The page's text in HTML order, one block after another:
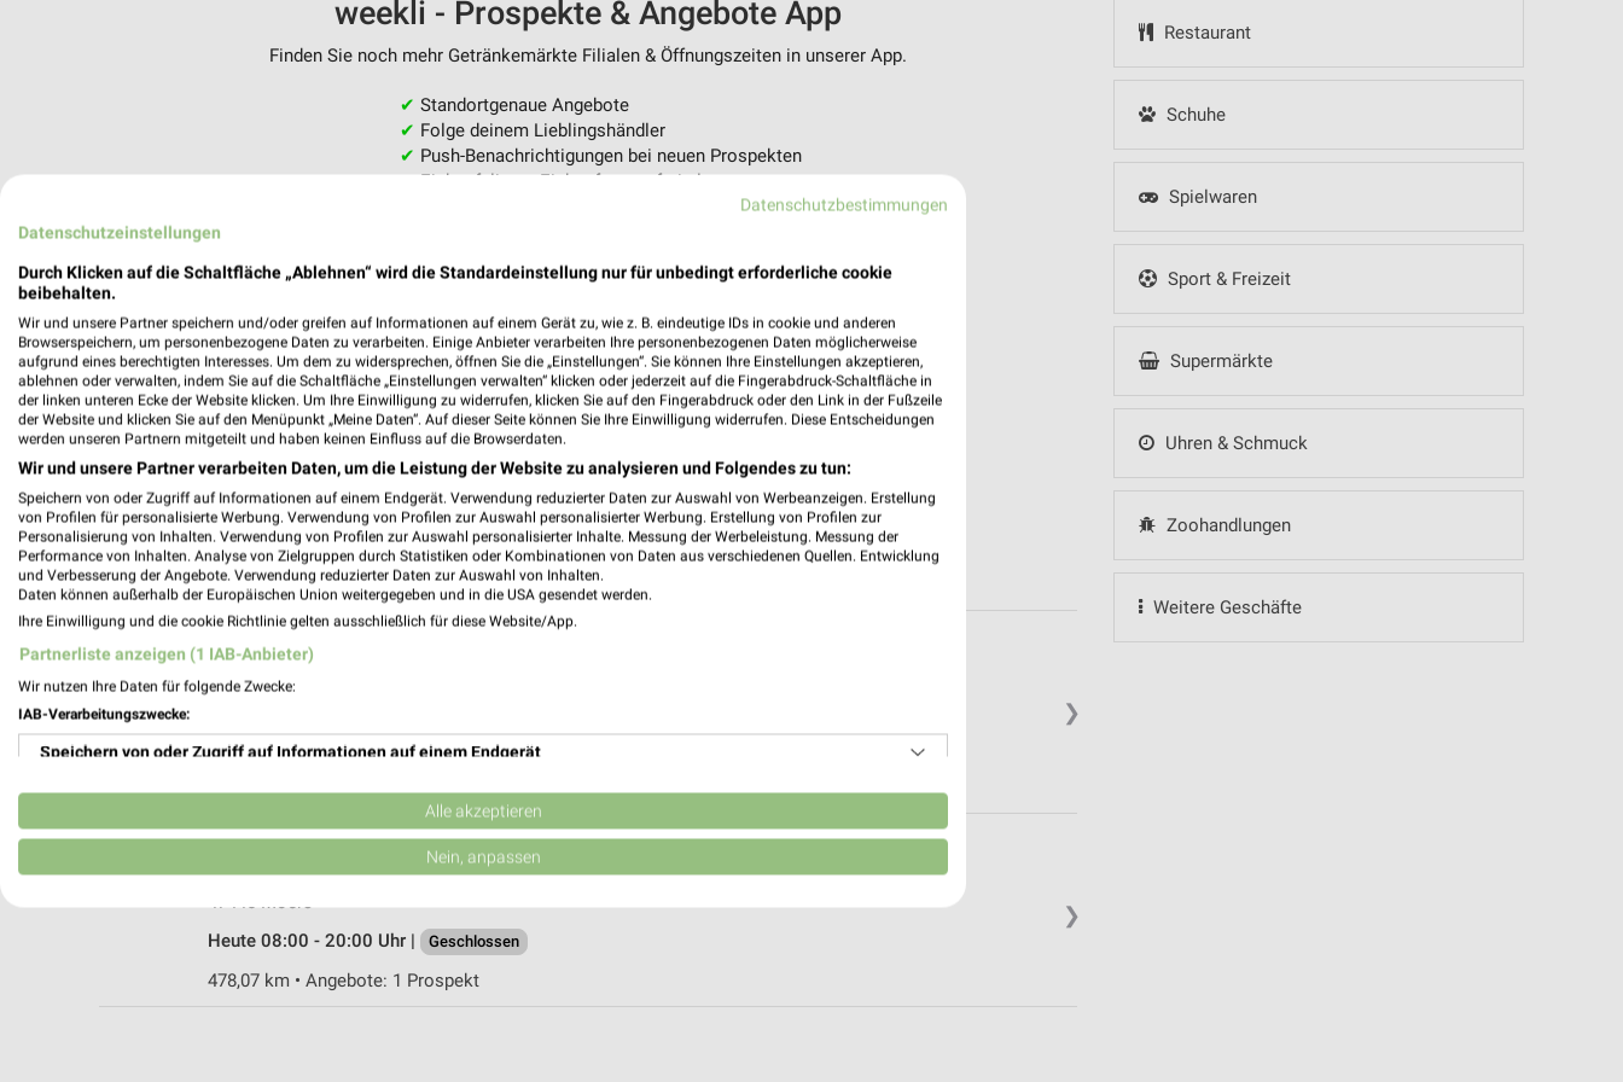
Restaurant
Schuhe
Spielwaren
Sport & Freizeit
Supermärkte
Uhren & Schmuck
Zoohandlungen
Weitere Geschäfte
weekli - Prospekte & Angebote App
Finden Sie noch mehr Getränkemärkte Filialen & Öffnungszeiten in unserer App.
✔ Standortgenaue Angebote
✔ Folge deinem Lieblingshändler
✔ Push-Benachrichtigungen bei neuen Prospekten
✔Einkaufsliste - Einkauf stressfrei planen
❯
trinkgut Duisburg Alt Walsum
47178 Duisburg Alt Walsum
Heute 08:00 - 20:00 Uhr | Geschlossen
❯
Edekaplatz 3
47445 Moers
Heute 08:00 - 20:00 Uhr |
Geschlossen
478,07 km • Angebote: 1 Prospekt
Datenschutzbestimmungen
Datenschutzeinstellungen
Durch Klicken auf die Schaltfläche „Ablehnen“ wird die Standardeinstellung nur für unbedingt erforderliche cookie
beibehalten.
Wir und unsere Partner speichern und/oder greifen auf Informationen auf einem Gerät zu, wie z. B. eindeutige IDs in cookie und anderen
Browserspeichern, um personenbezogene Daten zu verarbeiten. Einige Anbieter verarbeiten Ihre personenbezogenen Daten möglicherweise
aufgrund eines berechtigten Interesses. Um dem zu widersprechen, öffnen Sie die „Einstellungen“. Sie können Ihre Einstellungen akzeptieren,
ablehnen oder verwalten, indem Sie auf die Schaltfläche „Einstellungen verwalten“ klicken oder jederzeit auf die Fingerabdruck-Schaltfläche in
der linken unteren Ecke der Website klicken. Um Ihre Einwilligung zu widerrufen, klicken Sie auf den Fingerabdruck oder den Link in der Fußzeile
der Website und klicken Sie auf den Menüpunkt „Meine Daten“. Auf dieser Seite können Sie Ihre Einwilligung widerrufen. Diese Entscheidungen
werden unseren Partnern mitgeteilt und haben keinen Einfluss auf die Browserdaten.
Wir und unsere Partner verarbeiten Daten, um die Leistung der Website zu analysieren und Folgendes zu tun:
Speichern von oder Zugriff auf Informationen auf einem Endgerät. Verwendung reduzierter Daten zur Auswahl von Werbeanzeigen. Erstellung
von Profilen für personalisierte Werbung. Verwendung von Profilen zur Auswahl personalisierter Werbung. Erstellung von Profilen zur
Personalisierung von Inhalten. Verwendung von Profilen zur Auswahl personalisierter Inhalte. Messung der Werbeleistung. Messung der
Performance von Inhalten. Analyse von Zielgruppen durch Statistiken oder Kombinationen von Daten aus verschiedenen Quellen. Entwicklung
und Verbesserung der Angebote. Verwendung reduzierter Daten zur Auswahl von Inhalten.
Daten können außerhalb der Europäischen Union weitergegeben und in die USA gesendet werden.
Ihre Einwilligung und die cookie Richtlinie gelten ausschließlich für diese Website/App.
Partnerliste anzeigen (1 IAB-Anbieter)
Wir nutzen Ihre Daten für folgende Zwecke:
IAB-Verarbeitungszwecke:
Speichern von oder Zugriff auf Informationen auf einem Endgerät
Verwendung reduzierter Daten zur Auswahl von Werbeanzeigen
Erstellung von Profilen für personalisierte Werbung
Erstellung von Profilen zur Personalisierung von Inhalten
Alle akzeptieren
Nein, anpassen